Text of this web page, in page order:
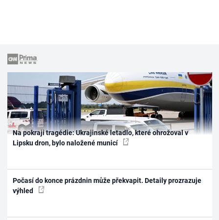
Na pokraji tragédie: Ukrajinské letadlo, které ohrožoval v
Lipsku dron, bylo naložené municí
Počasí do konce prázdnin může překvapit. Detaily prozrazuje
výhled